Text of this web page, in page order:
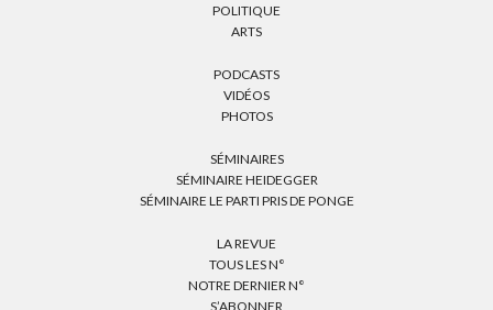
POLITIQUE
ARTS
PODCASTS
VIDÉOS
PHOTOS
SÉMINAIRES
SÉMINAIRE HEIDEGGER
SÉMINAIRE LE PARTI PRIS DE PONGE
LA REVUE
TOUS LES N°
NOTRE DERNIER N°
S’ABONNER